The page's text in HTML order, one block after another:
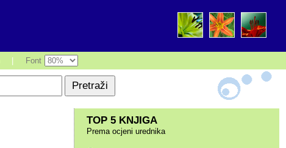
Font
TOP 5 KNJIGA
Prema ocjeni urednika